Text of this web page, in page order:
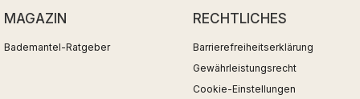
MAGAZIN
Bademantel-Ratgeber
RECHTLICHES
Barrierefreiheitserklärung
Gewährleistungsrecht
Cookie-Einstellungen